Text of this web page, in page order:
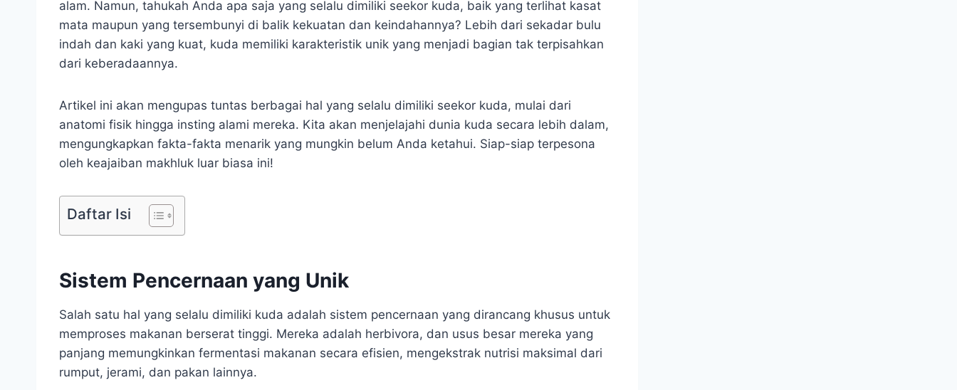
alam. Namun, tahukah Anda apa saja yang selalu dimiliki seekor kuda, baik yang terlihat kasat
mata maupun yang tersembunyi di balik kekuatan dan keindahannya? Lebih dari sekadar bulu
indah dan kaki yang kuat, kuda memiliki karakteristik unik yang menjadi bagian tak terpisahkan
dari keberadaannya.
Artikel ini akan mengupas tuntas berbagai hal yang selalu dimiliki seekor kuda, mulai dari
anatomi fisik hingga insting alami mereka. Kita akan menjelajahi dunia kuda secara lebih dalam,
mengungkapkan fakta-fakta menarik yang mungkin belum Anda ketahui. Siap-siap terpesona
oleh keajaiban makhluk luar biasa ini!
Daftar Isi
Sistem Pencernaan yang Unik
Salah satu hal yang selalu dimiliki kuda adalah sistem pencernaan yang dirancang khusus untuk
memproses makanan berserat tinggi. Mereka adalah herbivora, dan usus besar mereka yang
panjang memungkinkan fermentasi makanan secara efisien, mengekstrak nutrisi maksimal dari
rumput, jerami, dan pakan lainnya.